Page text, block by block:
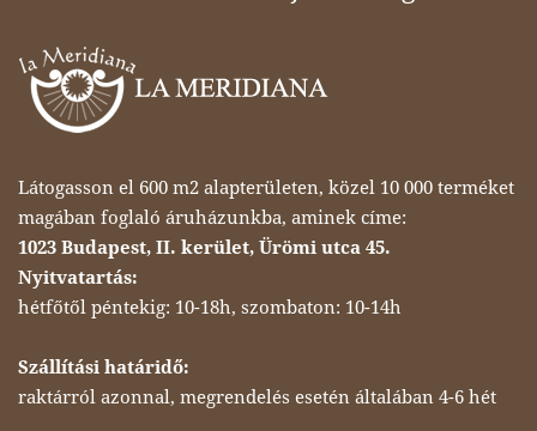
Látogasson el 600 m2 alapterületen, közel 10 000 terméket
magában foglaló áruházunkba, aminek címe:
1023 Budapest, II. kerület, Ürömi utca 45.
Nyitvatartás:
hétfőtől péntekig: 10-18h, szombaton: 10-14h
Szállítási határidő:
raktárról azonnal, megrendelés esetén általában 4-6 hét